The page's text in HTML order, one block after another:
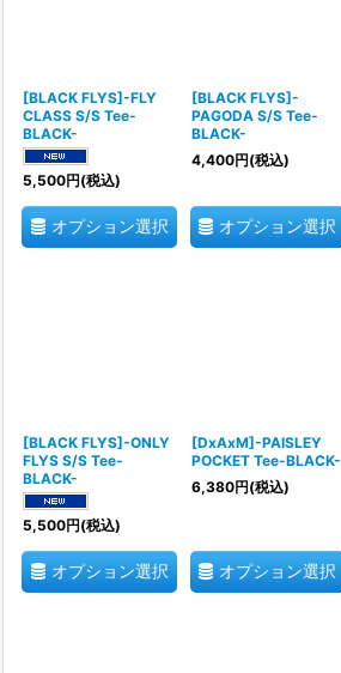
[BLACK FLYS]-FLY
CLASS S/S Tee-
BLACK-
5,500円(税込)
オプション選択
[BLACK FLYS]-
PAGODA S/S Tee-
BLACK-
4,400円(税込)
オプション選択
[BLACK FLYS]-ONLY
FLYS S/S Tee-
BLACK-
5,500円(税込)
オプション選択
[DxAxM]-PAISLEY
POCKET Tee-BLACK-
6,380円(税込)
オプション選択